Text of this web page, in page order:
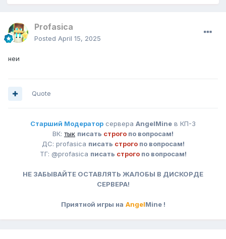
Profasica
Posted April 15, 2025
неи
Quote
Старший Модератор сервера AngelMine в КП-3
ВК: тык писать строго по вопросам!
ДС: profasica писать строгопо вопросам!
ТГ: @profasica писать строго по вопросам!
НЕ ЗАБЫВАЙТЕ ОСТАВЛЯТЬ ЖАЛОБЫ В ДИСКОРДЕ
СЕРВЕРА!
Приятной игры на AngelMine !